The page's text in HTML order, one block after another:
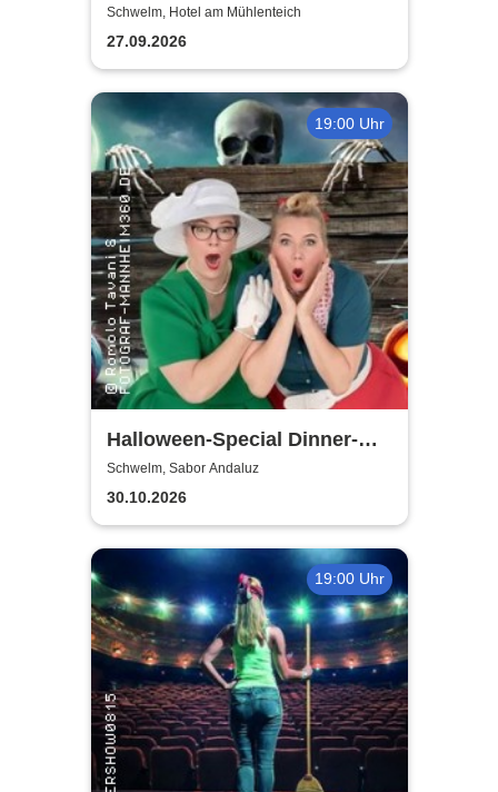
Imperium schnupft zurück -
Buchenau Comedy Dinner
Tour
Schwelm, Hotel am Mühlenteich
27.09.2026
19:00 Uhr
Halloween-Special Dinner-
Show | Ein Herz und eine
Tante
Schwelm, Sabor Andaluz
30.10.2026
19:00 Uhr